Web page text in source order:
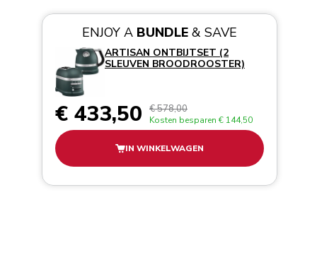
ENJOY A BUNDLE& SAVE
ARTISAN ONTBIJTSET (2
SLEUVEN BROODROOSTER)
€ 433,50 € 578,00
Kosten besparen € 144,50
IN WINKELWAGEN